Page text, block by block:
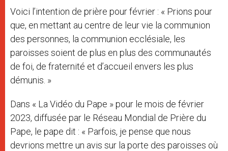
Voici l’intention de prière pour février : « Prions pour
que, en mettant au centre de leur vie la communion
des personnes, la communion ecclésiale, les
paroisses soient de plus en plus des communautés
de foi, de fraternité et d’accueil envers les plus
démunis. »
Dans « La Vidéo du Pape » pour le mois de février
2023, diffusée par le Réseau Mondial de Prière du
Pape, le pape dit : « Parfois, je pense que nous
devrions mettre un avis sur la porte des paroisses où